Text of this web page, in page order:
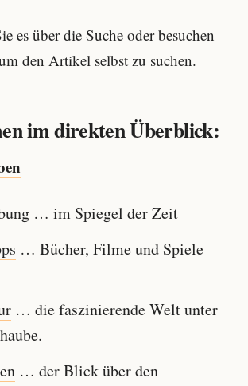
es über dieSucheoder besuchen
den Artikel selbst zu suchen.
im direkten Überblick:
… im Spiegel der Zeit
… Bücher, Filme und Spiele
… die faszinierende Welt unter
… der Blick über den